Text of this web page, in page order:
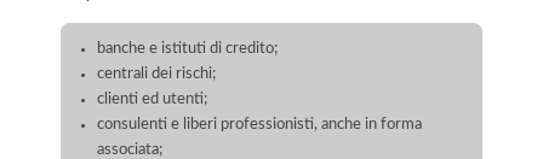
banche e istituti di credito;
centrali dei rischi;
clienti ed utenti;
consulenti e liberi professionisti, anche in forma
associata;